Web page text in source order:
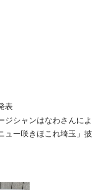
表
ジシャンはなわさんによ
ュー咲きほこれ埼玉」披